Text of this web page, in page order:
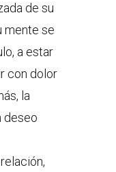
de su
mente se
a estar
con dolor
la
deseo